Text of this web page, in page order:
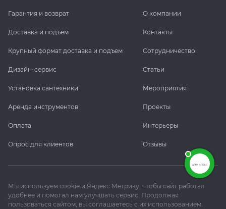
Гарантия и возврат
Доставка и подъем
Крупный формат доставка и подъем
Дизайн-сервис
Установка сантехники
Аренда инструментов
Оплата
Опрос для клиентов
О компании
Контакты
Сотрудничество
Статьи
Мероприятия
Проекты
Интерьеры
Отзывы
Мы используем cookie и Яндекс Метрику, чтобы сайт работал
удобнее и помогал нам улучшать сервис. Продолжая
пользоваться сайтом, вы соглашаетесь с их использованием.